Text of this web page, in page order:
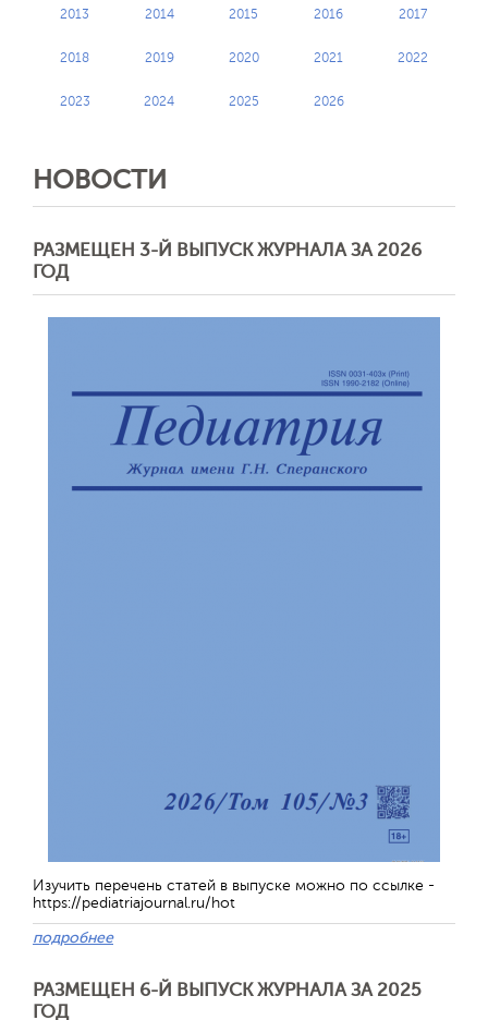
2013 2014 2015 2016 2017
2018 2019 2020 2021 2022
2023 2024 2025 2026
НОВОСТИ
РАЗМЕЩЕН 3-Й ВЫПУСК ЖУРНАЛА ЗА 2026
ГОД
Изучить перечень статей в выпуске можно по ссылке -
https://pediatriajournal.ru/hot
подробнее
РАЗМЕЩЕН 6-Й ВЫПУСК ЖУРНАЛА ЗА 2025
ГОД